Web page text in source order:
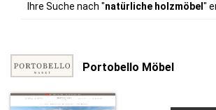
Ihre Suche nach "natürliche holzmöbel "
Portobello Möbel